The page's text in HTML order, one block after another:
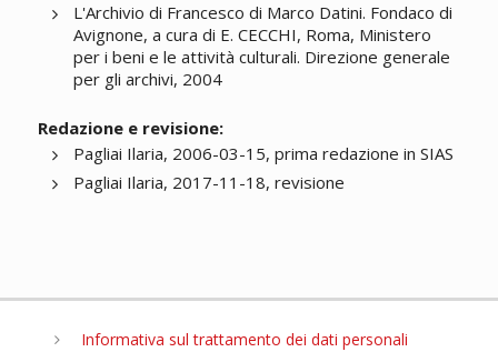
L'Archivio di Francesco di Marco Datini. Fondaco di
Avignone, a cura di E. CECCHI, Roma, Ministero
per i beni e le attività culturali. Direzione generale
per gli archivi, 2004
Redazione e revisione:
Pagliai Ilaria, 2006-03-15, prima redazione in SIAS
Pagliai Ilaria, 2017-11-18, revisione
Informativa sul trattamento dei dati personali